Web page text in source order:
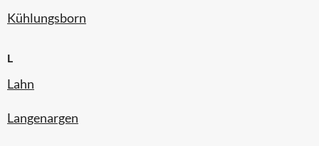
Kühlungsborn
L
Lahn
Langenargen